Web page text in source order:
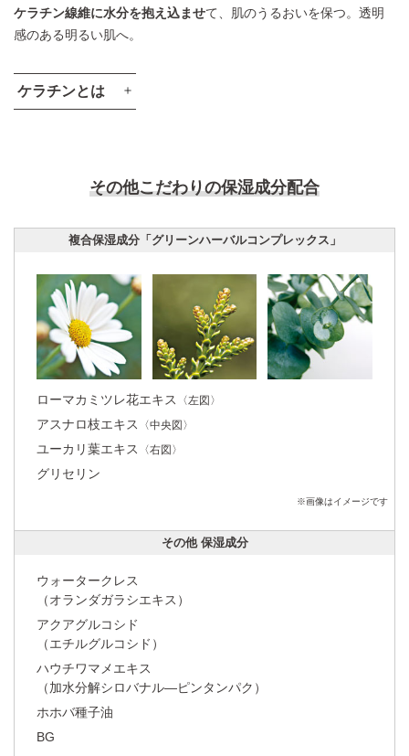
ケラチン線維に水分を抱え込ませて、肌のうるおいを保つ。透明
感のある明るい肌へ。
ケラチンとは
うるおった肌イメージ
乾燥して硬くなりがちな角層細胞の中の
ケラチン線維に水分を抱え込ませる。角
層がやわらかくなり、うるおいで満ち溢
れた肌へ。
その他こだわりの保湿成分配合
複合保湿成分「グリーンハーバルコンプレックス」
ローマカミツレ花エキス 〈左図〉
アスナロ枝エキス 〈中央図〉
ユーカリ葉エキス 〈右図〉
グリセリン
※画像はイメージです
その他 保湿成分
ウォータークレス
（オランダガラシエキス）
アクアグルコシド
（エチルグルコシド）
ハウチワマメエキス
（加水分解シロバナル―ピンタンパク）
ホホバ種子油
BG